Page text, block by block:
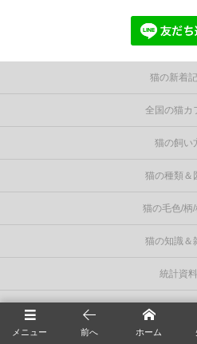
猫の新着
全国の猫カ
猫の飼い
猫の種類＆
猫の毛色/柄/
猫の知識＆
統計資料
privacy
メニュー 前へ ホーム